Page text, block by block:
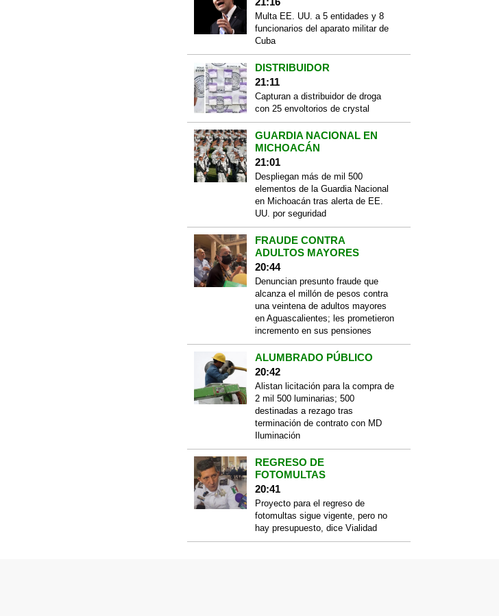
Multa EE. UU. a 5 entidades y 8
funcionarios del aparato militar de
Cuba
DISTRIBUIDOR
21:11
Capturan a distribuidor de droga
con 25 envoltorios de crystal
GUARDIA NACIONAL EN
MICHOACÁN
21:01
Despliegan más de mil 500
elementos de la Guardia Nacional
en Michoacán tras alerta de EE.
UU. por seguridad
FRAUDE CONTRA
ADULTOS MAYORES
20:44
Denuncian presunto fraude que
alcanza el millón de pesos contra
una veintena de adultos mayores
en Aguascalientes; les prometieron
incremento en sus pensiones
ALUMBRADO PÚBLICO
20:42
Alistan licitación para la compra de
2 mil 500 luminarias; 500
destinadas a rezago tras
terminación de contrato con MD
Iluminación
REGRESO DE
FOTOMULTAS
20:41
Proyecto para el regreso de
fotomultas sigue vigente, pero no
hay presupuesto, dice Vialidad